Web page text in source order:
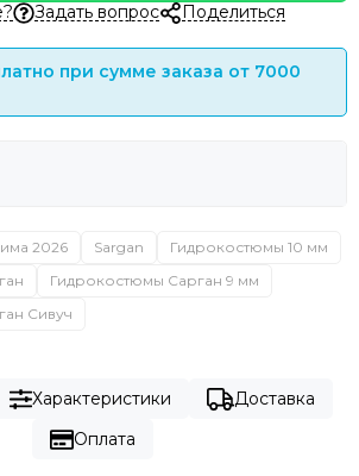
Задать вопрос Поделиться
при сумме заказа от 7000
2026 Sargan
Гидрокостюмы 10 мм
Гидрокостюмы Сарган 9 мм
Сивуч
Характеристики
Доставка
Оплата